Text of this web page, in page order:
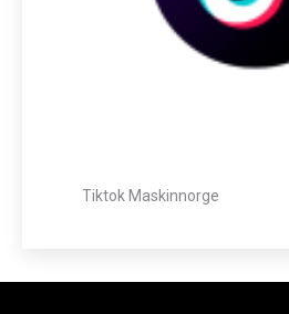
Tiktok Maskinnorge